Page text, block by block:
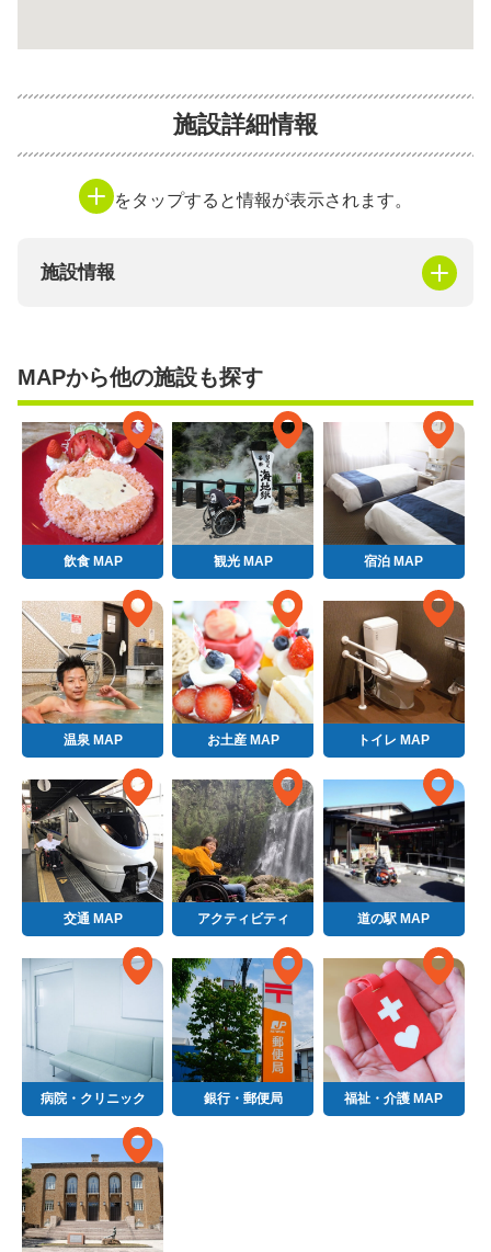
施設詳細情報
をタップすると情報が表示されます。
施設情報
MAPから他の施設も探す
飲食 MAP 観光 MAP 宿泊 MAP
温泉 MAP お土産 MAP トイレ MAP
交通 MAP アクティビティ 道の駅 MAP
病院・クリニック 銀行・郵便局 福祉・介護 MAP